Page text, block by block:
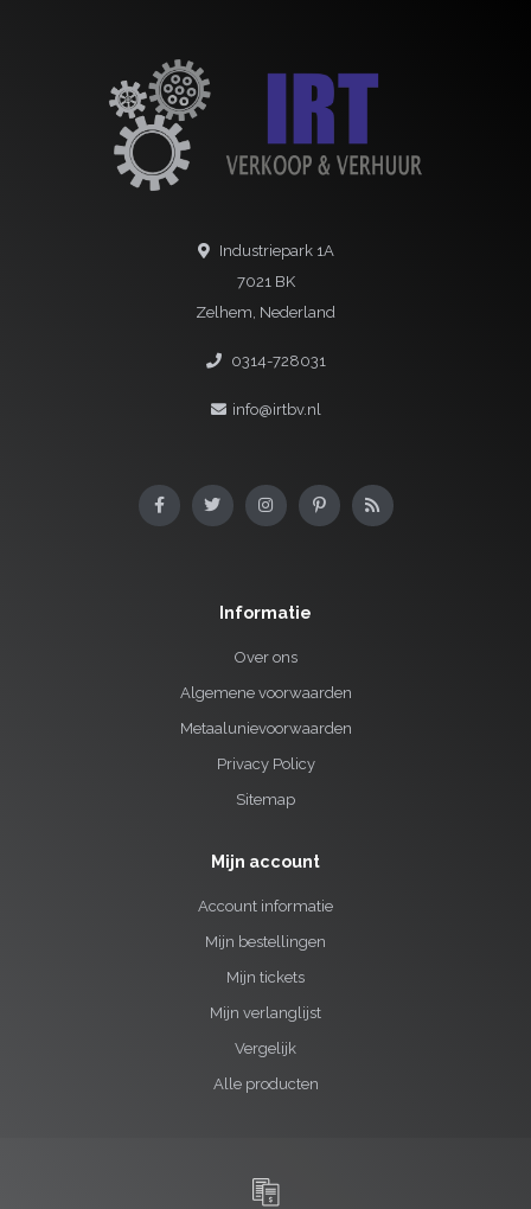
Industriepark 1A
7021 BK
Zelhem, Nederland
0314-728031
info@irtbv.nl
Informatie
Over ons
Algemene voorwaarden
Metaalunievoorwaarden
Privacy Policy
Sitemap
Mijn account
Account informatie
Mijn bestellingen
Mijn tickets
Mijn verlanglijst
Vergelijk
Alle producten